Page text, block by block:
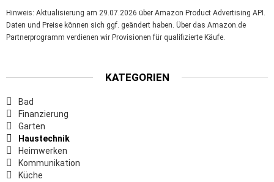
Hinweis: Aktualisierung am 29.07.2026 über Amazon Product Advertising API.
Daten und Preise können sich ggf. geändert haben. Über das Amazon.de
Partnerprogramm verdienen wir Provisionen für qualifizierte Käufe.
KATEGORIEN
Bad
Finanzierung
Garten
Haustechnik
Heimwerken
Kommunikation
Küche